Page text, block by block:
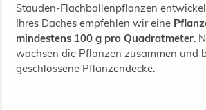
Stauden-Flachballenpflanzen
Ihres Daches empfehlen wir eine
mindestens 100 g pro Quadratmeter.
wachsen die Pflanzen zusammen und
geschlossene Pflanzendecke.